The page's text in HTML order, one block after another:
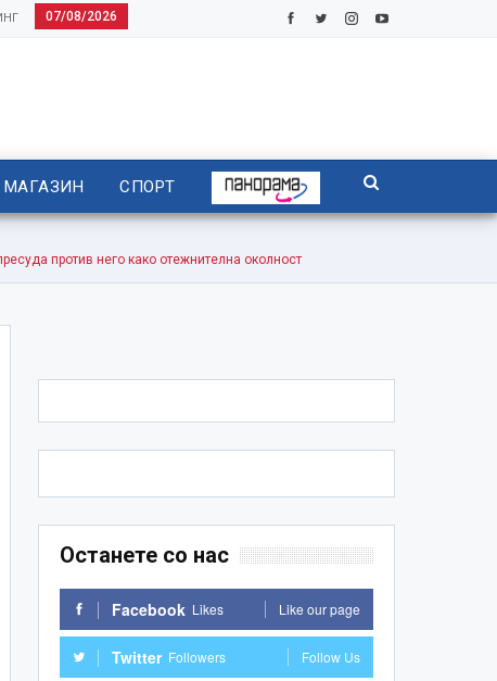
07/08/2026
МАГАЗИН СПОРТ
против него како отежнителна околност
Останете со нас
Facebook Likes Like our page
Twitter Followers Follow Us